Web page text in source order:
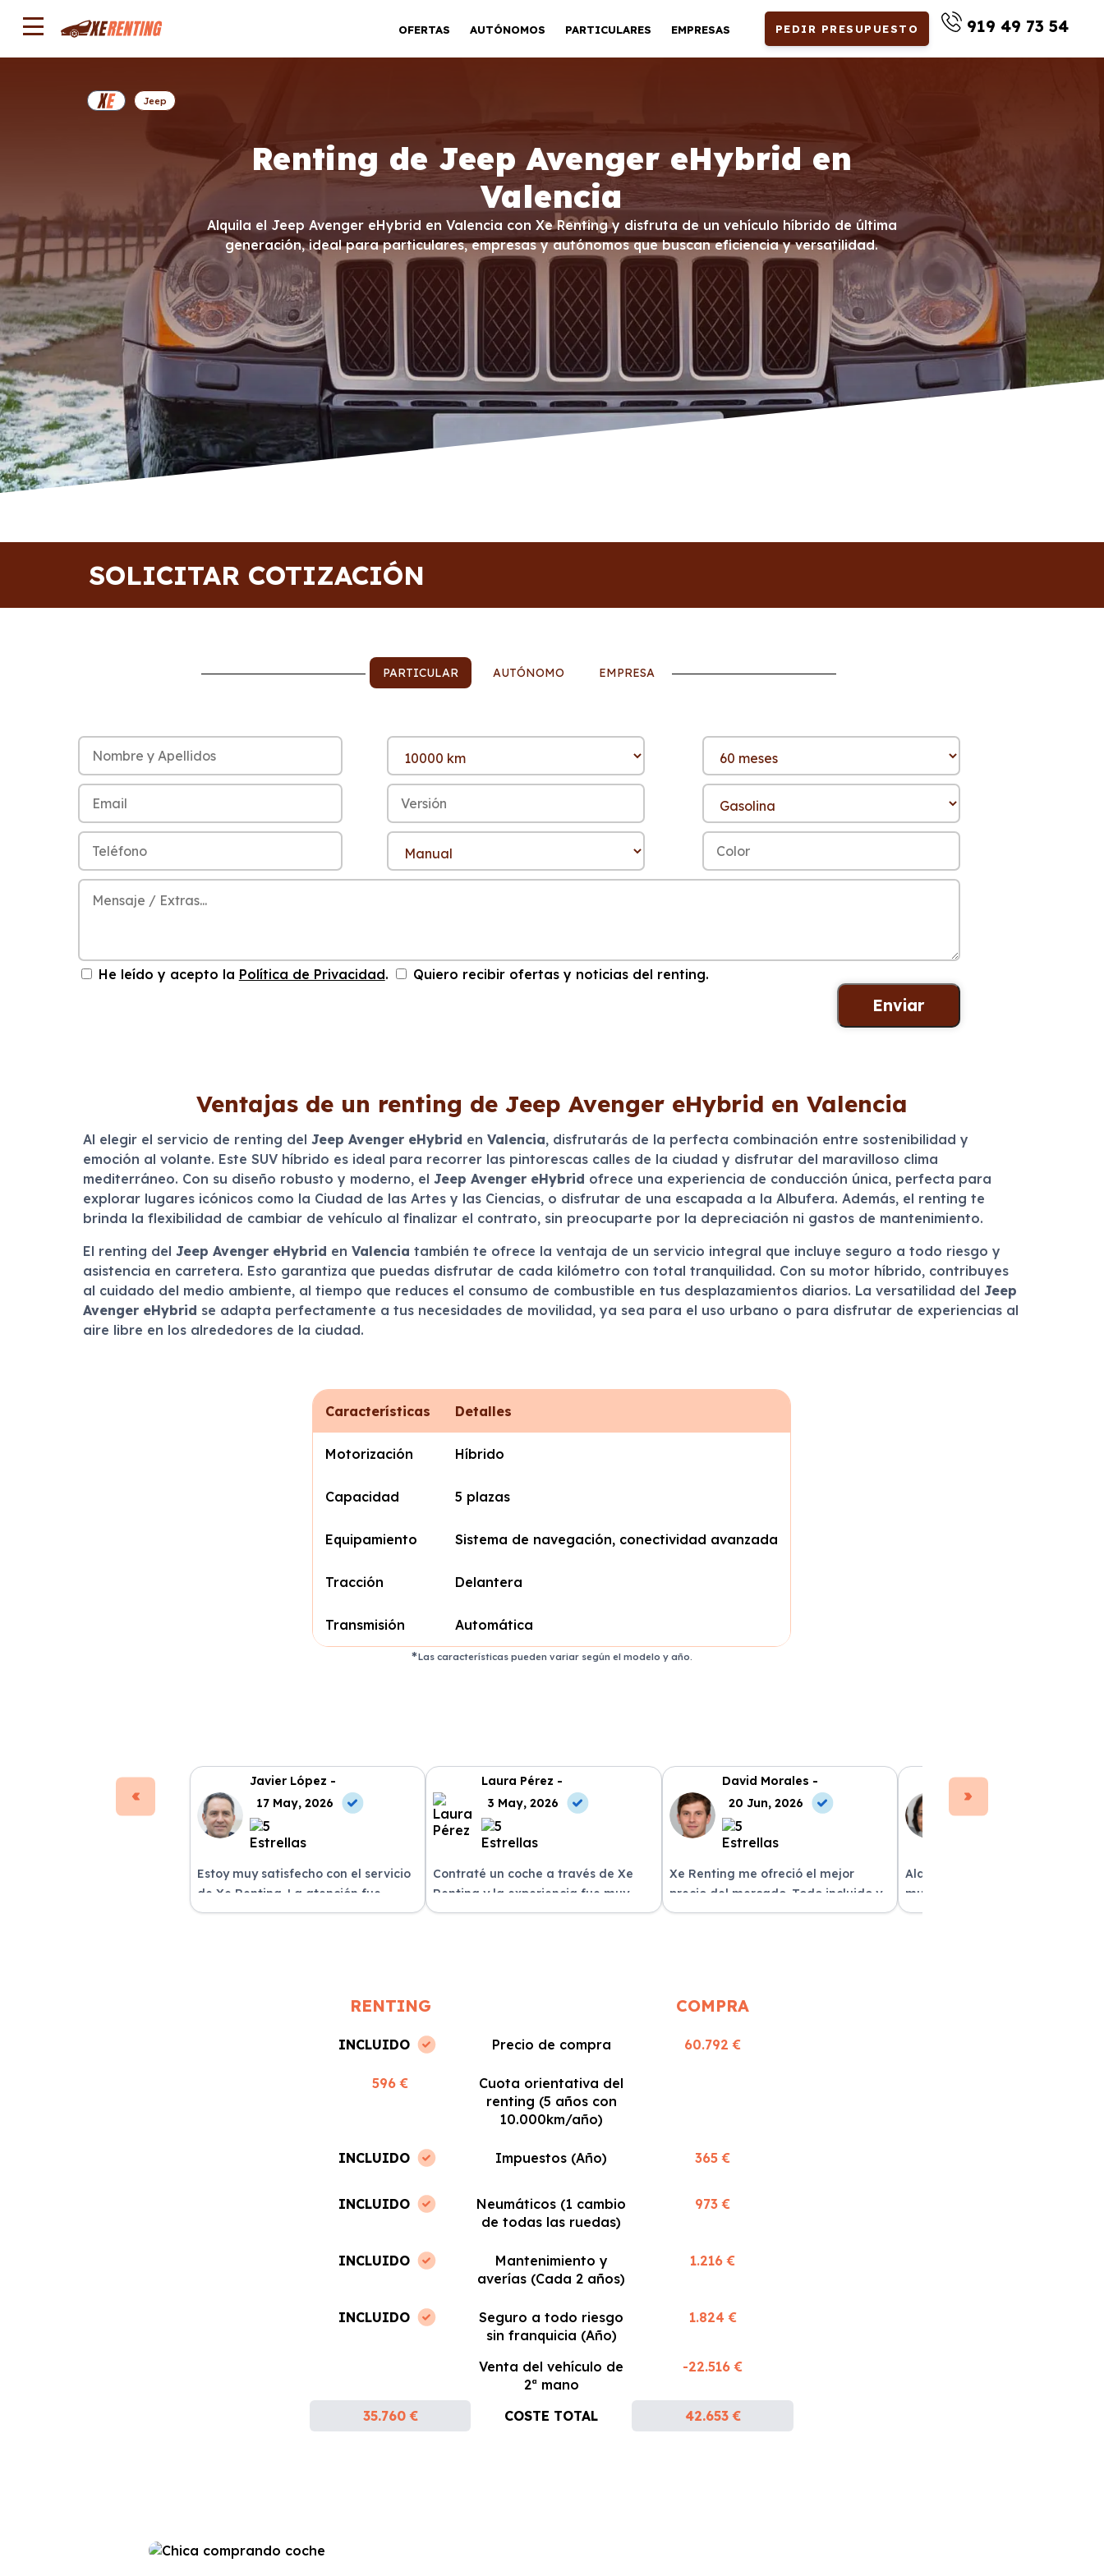
OFERTAS AUTÓNOMOS PARTICULARES EMPRESAS PEDIR PRESUPUESTO 919 49 73 54
Renting de Jeep Avenger eHybrid en
Valencia
Alquila el Jeep Avenger eHybrid en Valencia con Xe Renting y disfruta de un vehículo híbrido de última
generación, ideal para particulares, empresas y autónomos que buscan eficiencia y versatilidad.
Jeep
SOLICITAR COTIZACIÓN
PARTICULAR AUTÓNOMO EMPRESA
He leído y acepto la Política de Privacidad. Quiero recibir ofertas y noticias del renting.
Ventajas de un renting de Jeep Avenger eHybrid en Valencia
Al elegir el servicio de renting del Jeep Avenger eHybrid en Valencia, disfrutarás de la perfecta combinación entre sostenibilidad y
emoción al volante. Este SUV híbrido es ideal para recorrer las pintorescas calles de la ciudad y disfrutar del maravilloso clima
mediterráneo. Con su diseño robusto y moderno, el Jeep Avenger eHybrid ofrece una experiencia de conducción única, perfecta para
explorar lugares icónicos como la Ciudad de las Artes y las Ciencias, o disfrutar de una escapada a la Albufera. Además, el renting te
brinda la flexibilidad de cambiar de vehículo al finalizar el contrato, sin preocuparte por la depreciación ni gastos de mantenimiento.
El renting del Jeep Avenger eHybrid en Valencia también te ofrece la ventaja de un servicio integral que incluye seguro a todo riesgo y
asistencia en carretera. Esto garantiza que puedas disfrutar de cada kilómetro con total tranquilidad. Con su motor híbrido, contribuyes
al cuidado del medio ambiente, al tiempo que reduces el consumo de combustible en tus desplazamientos diarios. La versatilidad del Jeep
Avenger eHybrid se adapta perfectamente a tus necesidades de movilidad, ya sea para el uso urbano o para disfrutar de experiencias al
aire libre en los alrededores de la ciudad.
Características Detalles
Motorización Híbrido
Capacidad 5 plazas
Equipamiento Sistema de navegación, conectividad avanzada
Tracción Delantera
Transmisión Automática
Las características pueden variar según el modelo y año.
Javier López -
17 May, 2026
Estoy muy satisfecho con el servicio
de Xe Renting. La atención fue
excelente y el coche llegó en
Laura Pérez -
3 May, 2026
Contraté un coche a través de Xe
Renting y la experiencia fue muy
positiva. Fácil y rápido, ¡los
David Morales -
20 Jun, 2026
Xe Renting me ofreció el mejor
precio del mercado. Todo incluido y
sin sorpresas. ¡Excelente servicio!
Ana Ruiz -
10 May, 2026
Alquilar un coche con Xe
muy sencillo. Tienen una gran
variedad y el trato fue
RENTING COMPRA
INCLUIDO Precio de compra 60.792 €
596 €
Cuota orientativa del
renting (5 años con
10.000km/año)
INCLUIDO Impuestos (Año) 365 €
INCLUIDO
Neumáticos (1 cambio
de todas las ruedas)
973 €
INCLUIDO
Mantenimiento y
averías (Cada 2 años)
1.216 €
INCLUIDO
Seguro a todo riesgo
sin franquicia (Año)
1.824 €
Venta del vehículo de
2ª mano
-22.516 €
35.760 € COSTE TOTAL 42.653 €